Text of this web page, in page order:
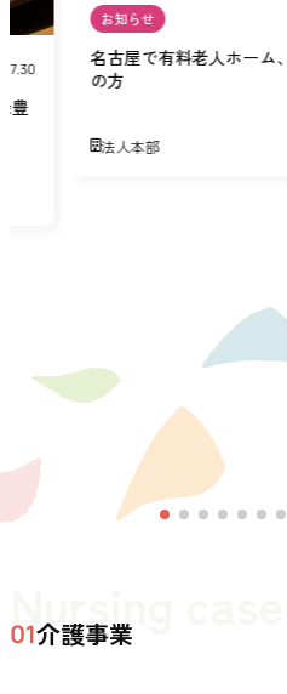
豊
お知らせ
名古屋で有料老人ホーム
の方
法人本部
Nursing case
01介護事業